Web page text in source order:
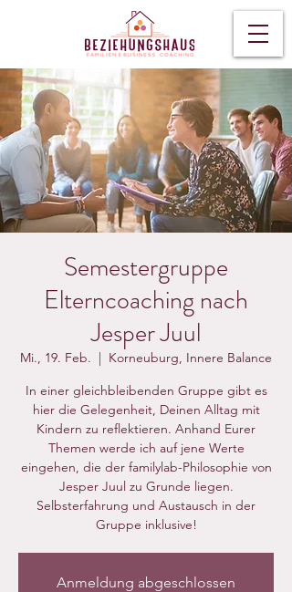
Semestergruppe
Elterncoaching nach
Jesper Juul
Mi., 19. Feb.
  |
Korneuburg, Innere Balance
In einer gleichbleibenden Gruppe gibt es
hier die Gelegenheit, Deinen Alltag mit
Kindern zu reflektieren. Anhand Eurer
Themen werde ich auf jene Werte
eingehen, die der familylab-Philosophie von
Jesper Juul zu Grunde liegen.
Selbsterfahrung und Austausch in der
Gruppe inklusive!
Anmeldung abgeschlossen